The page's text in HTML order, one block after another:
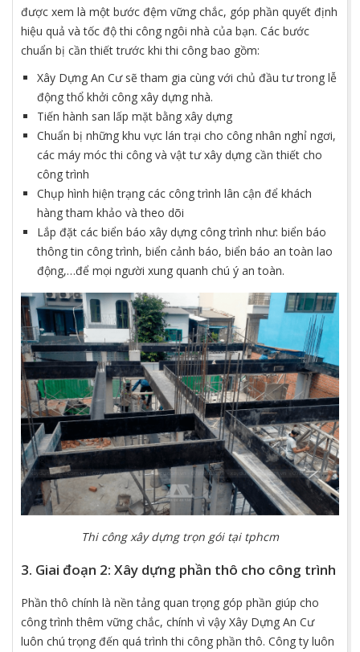
được xem là một bước đệm vững chắc, góp phần quyết định
hiệu quả và tốc độ thi công ngôi nhà của bạn. Các bước
chuẩn bị cần thiết trước khi thi công bao gồm:
Xây Dựng An Cư sẽ tham gia cùng với chủ đầu tư trong lễ
động thổ khởi công xây dựng nhà.
Tiến hành san lấp mặt bằng xây dựng
Chuẩn bị những khu vực lán trại cho công nhân nghỉ ngơi,
các máy móc thi công và vật tư xây dựng cần thiết cho
công trình
Chụp hình hiện trạng các công trình lân cận để khách
hàng tham khảo và theo dõi
Lắp đặt các biển báo xây dựng công trình như: biển báo
thông tin công trình, biển cảnh báo, biển báo an toàn lao
động,…để mọi người xung quanh chú ý an toàn.
Thi công xây dựng trọn gói tại tphcm
3. Giai đoạn 2: Xây dựng phần thô cho công trình
Phần thô chính là nền tảng quan trọng góp phần giúp cho
công trình thêm vững chắc, chính vì vậy Xây Dựng An Cư
luôn chú trọng đến quá trình thi công phần thô. Công ty luôn